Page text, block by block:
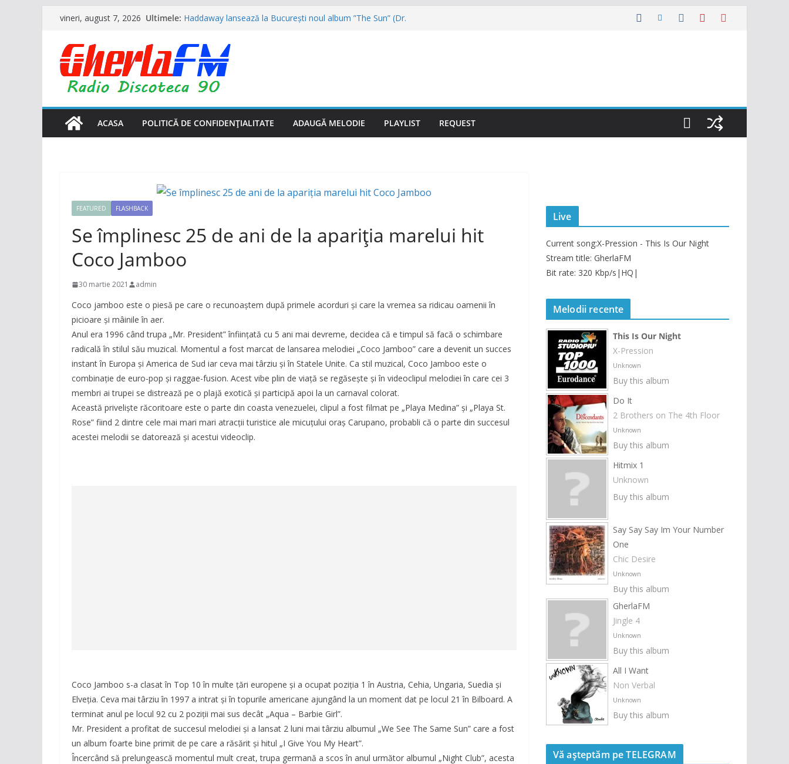
conținut
vineri, august 7, 2026 Ultimele: Haddaway lansează la București noul album ”The Sun” (Dr.
împreună cu alți grei ai muzicii dance din anii 90
Trupa „Animal X” se reunește, primul mare concert va fi la
UNTOLD
Ultra Nate se intoarce după aproape 30 de ani și promite hitul
N-Trance is Back! ”Higher” se numește noul proiect (Videoclip
oficial)
ACASA POLITICĂ DE CONFIDENȚIALITATE ADAUGĂ MELODIE PLAYLIST REQUEST
FEATURED FLASHBACK
Se împlinesc 25 de ani de la apariția marelui hit
Coco Jamboo
30 martie 2021 admin
Coco jamboo este o piesă pe care o recunoaștem după primele acorduri și care la vremea sa ridicau oamenii în
picioare și mâinile în aer.
Anul era 1996 când trupa „Mr. President” înființată cu 5 ani mai devreme, decidea că e timpul să facă o schimbare
radicală în stilul său muzical. Momentul a fost marcat de lansarea melodiei „Coco Jamboo” care a devenit un succes
instant în Europa și America de Sud iar ceva mai târziu și în Statele Unite. Ca stil muzical, Coco Jamboo este o
combinație de euro-pop și raggae-fusion. Acest vibe plin de viață se regăsește și în videoclipul melodiei în care cei 3
membri ai trupei se distrează pe o plajă exotică și participă apoi la un carnaval colorat.
Această priveliște răcoritoare este o parte din coasta venezuelei, clipul a fost filmat pe „Playa Medina” și „Playa St.
Rose” fiind 2 dintre cele mai mari mari atracții turistice ale micuțului oraș Carupano, probabli că o parte din succesul
acestei melodii se datorează și acestui videoclip.
Coco Jamboo s-a clasat în Top 10 în multe țări europene și a ocupat poziția 1 în Austria, Cehia, Ungaria, Suedia și
Elveția. Ceva mai târziu în 1997 a intrat și în topurile americane ajungând la un moment dat pe locul 21 în Bilboard. A
terminat anul pe locul 92 cu 2 poziții mai sus decât „Aqua – Barbie Girl”.
Mr. President a profitat de succesul melodiei și a lansat 2 luni mai târziu albumul „We See The Same Sun” care a fost
un album foarte bine primit de pe care a răsărit și hitul „I Give You My Heart”.
Încercând să prelungească momentul mult creat, trupa germană a scos în anul următor albumul „Night Club”, acesta
Live
Current song:X-Pression - This Is Our Night
Stream title: GherlaFM
Bit rate: 320 Kbp/s|HQ|
Melodii recente
This Is Our Night
X-Pression
Unknown
Buy this album
Do It
2 Brothers on The 4th Floor
Unknown
Buy this album
Hitmix 1
Unknown
Buy this album
Say Say Say Im Your Number
One
Chic Desire
Unknown
Buy this album
GherlaFM
Jingle 4
Unknown
Buy this album
All I Want
Non Verbal
Unknown
Buy this album
Vă așteptăm pe TELEGRAM